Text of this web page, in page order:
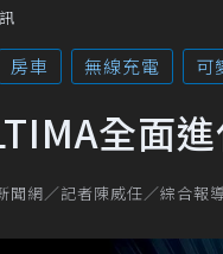
房車 無線充電 可
全面
聞網／記者陳威任／綜合報